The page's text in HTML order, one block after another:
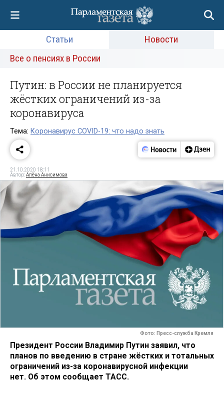
Статьи
Новости
Все о пенсиях в России
Путин: в России не планируется
жёстких ограничений из-за
коронавируса
Тема: Коронавирус COVID-19: что надо знать
21.10.2020 18:11
Автор:Алёна Анисимова
Фото: Пресс-служба Кремля
Президент России Владимир Путин заявил, что
планов по введению в стране жёстких и тотальных
ограничений из-за коронавирусной инфекции
нет. Об этом сообщает ТАСС.